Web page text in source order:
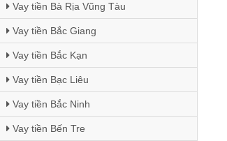
Vay tiền Bà Rịa Vũng Tàu
Vay tiền Bắc Giang
Vay tiền Bắc Kạn
Vay tiền Bạc Liêu
Vay tiền Bắc Ninh
Vay tiền Bến Tre